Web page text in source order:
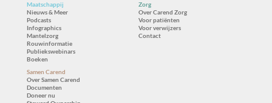
Maatschappij
Nieuws & Meer
Podcasts
Infographics
Mantelzorg
Rouwinformatie
Publiekswebinars
Boeken
Zorg
Over Carend Zorg
Voor patiënten
Voor verwijzers
Contact
Samen Carend
Over Samen Carend
Documenten
Doneer nu